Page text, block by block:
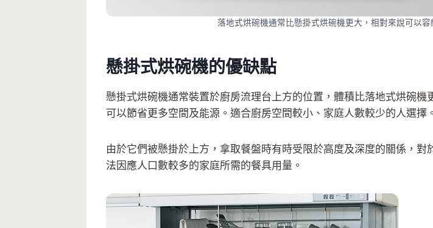
落地式烘碗機通常比懸掛式烘碗機更大，相對來說可以
懸掛式烘碗機的優缺點
懸掛式烘碗機通常裝置於廚房流理台上方的位置，體積比落地式烘碗
可以節省更多空間及能源。適合廚房空間較小、家庭人數較少的人選
由於它們被懸掛於上方，拿取餐盤時有時受限於高度及深度的關係，
法因應人口數較多的家庭所需的餐具用量。